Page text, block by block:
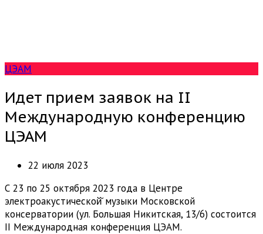
ЦЭАМ
Идет прием заявок на II
Международную конференцию
ЦЭАМ
22 июля 2023
С 23 по 25 октября 2023 года в Центре
электроакустической̆ музыки Московской
консерватории (ул. Большая Никитская, 13/6) состоится
II Международная конференция ЦЭАМ.